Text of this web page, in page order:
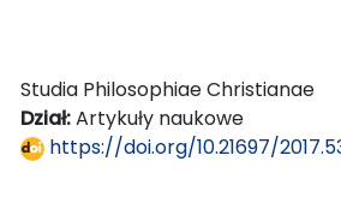
Studia Philosophiae Christianae
Dział:Artykuły naukowe
https://doi.org/10.21697/